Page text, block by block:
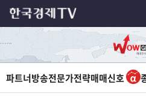
파트너방송전문가전략매매신호